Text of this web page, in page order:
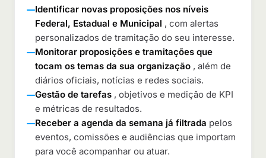
Identificar novas proposições nos níveis
Federal, Estadual e Municipal , com alertas
personalizados de tramitação do seu interesse.
Monitorar proposições e tramitações que
tocam os temas da sua organização , além de
diários oficiais, notícias e redes sociais.
Gestão de tarefas , objetivos e medição de KPI
e métricas de resultados.
Receber a agenda da semana já filtrada pelos
eventos, comissões e audiências que importam
para você acompanhar ou atuar.